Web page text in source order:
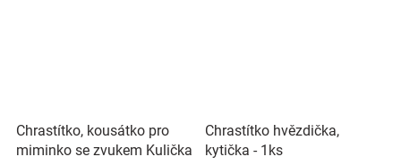
Chrastítko, kousátko pro
miminko se zvukem Kulička
Chrastítko hvězdička,
kytička - 1ks